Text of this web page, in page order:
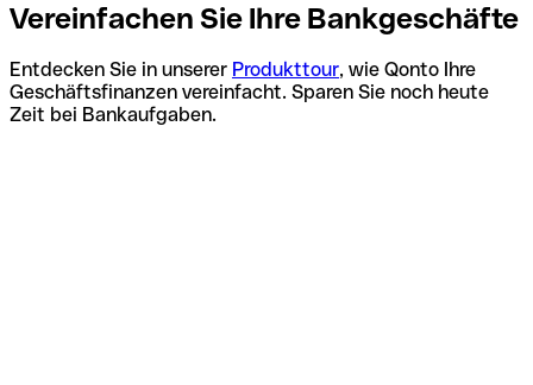
Vereinfachen Sie Ihre Bankgeschäfte
Entdecken Sie in unserer Produkttour, wie Qonto Ihre
Geschäftsfinanzen vereinfacht. Sparen Sie noch heute
Zeit bei Bankaufgaben.